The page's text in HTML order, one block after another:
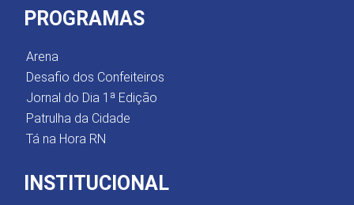
PROGRAMAS
Arena
Desafio dos Confeiteiros
Jornal do Dia 1ª Edição
Patrulha da Cidade
Tá na Hora RN
INSTITUCIONAL